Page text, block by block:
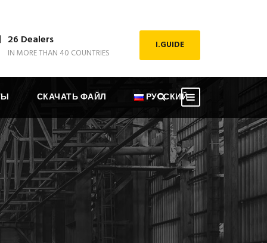
26 Dealers
IN MORE THAN 40 COUNTRIES
I.GUIDE
СКАЧАТЬ ФАЙЛ РУССКИЙ